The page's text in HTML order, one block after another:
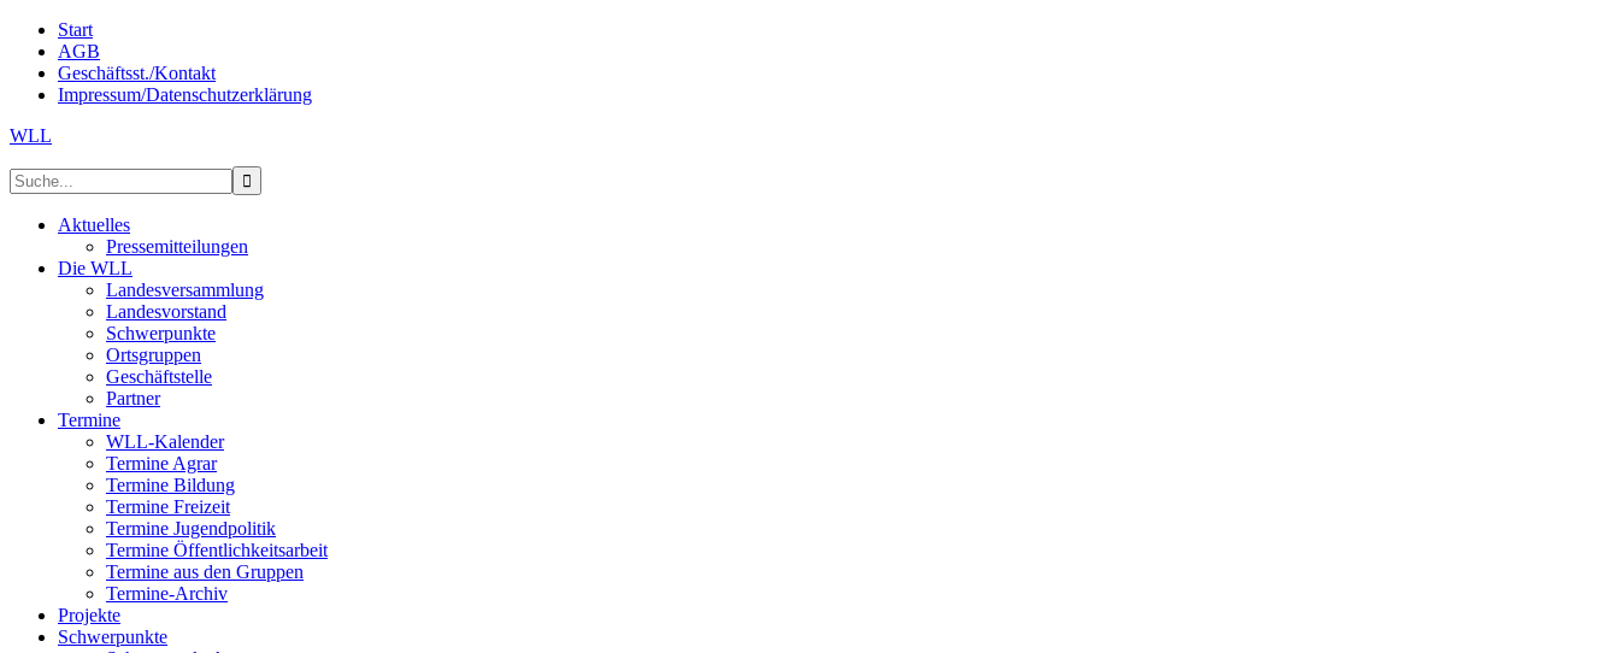
Start
AGB
Geschäftsst./Kontakt
Impressum/Datenschutzerklärung
WLL
Aktuelles
Pressemitteilungen
Die WLL
Landesversammlung
Landesvorstand
Schwerpunkte
Ortsgruppen
Geschäftstelle
Partner
Termine
WLL-Kalender
Termine Agrar
Termine Bildung
Termine Freizeit
Termine Jugendpolitik
Termine Öffentlichkeitsarbeit
Termine aus den Gruppen
Termine-Archiv
Projekte
Schwerpunkte